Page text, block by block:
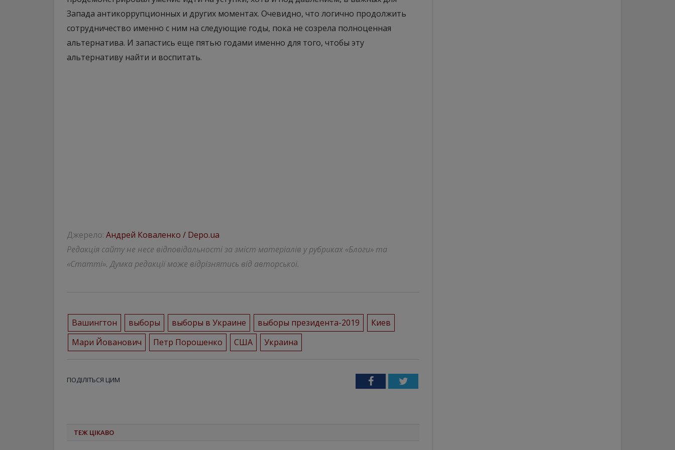
Запада антикоррупционных и других моментах. Очевидно, что логично продолжить
сотрудничество именно с ним на следующие годы, пока не созрела полноценная
альтернатива. И запастись еще пятью годами именно для того, чтобы эту
альтернативу найти и воспитать.
Джерело: Андрей Коваленко / Depo.ua
Редакція сайту не несе відповідальності за зміст матеріалів у рубриках «Блоги» та
«Статті». Думка редакції може відрізнятись від авторської.
Вашингтон выборы выборы в Украине выборы президента-2019
Киев
Мари Йованович
Петр Порошенко США Украина
ПОДІЛІТЬСЯ ЦИМ FacebookTwitter
ТЕЖ ЦІКАВО